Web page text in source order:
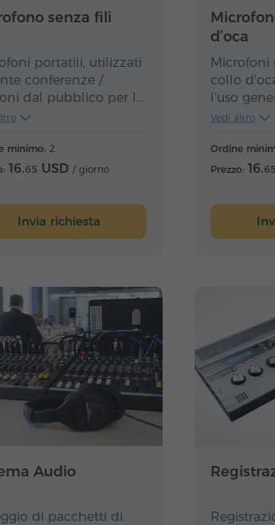
senza fili
portatili, utilizzati
conferenze /
dal pubblico per la
"domanda e
minimo: 2
16.65 USD / giorno
Invia richiesta
d’oca
Microfoni
collo
l'uso
fornire
luoghi su
Vedi altro
Ordine
Prezzo: 16.65
Audio
di pacchetti di